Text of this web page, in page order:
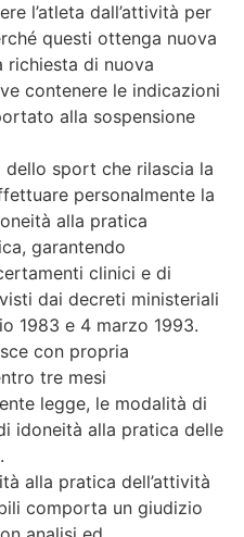
l’atleta dall’attività per
questi ottenga nuova
di nuova
contenere le indicazioni
alla sospensione
dello sport che rilascia la
personalmente la
alla pratica
garantendo
clinici e di
dai decreti ministeriali
1983 e 4 marzo 1993.
con propria
tre mesi
legge, le modalità di
idoneità alla pratica delle
alla pratica dell’attività
comporta un giudizio